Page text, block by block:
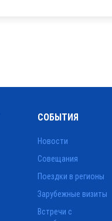
СОБЫТИЯ
Новости
Совещания
Поездки в регионы
Зарубежные визиты
Встречи с